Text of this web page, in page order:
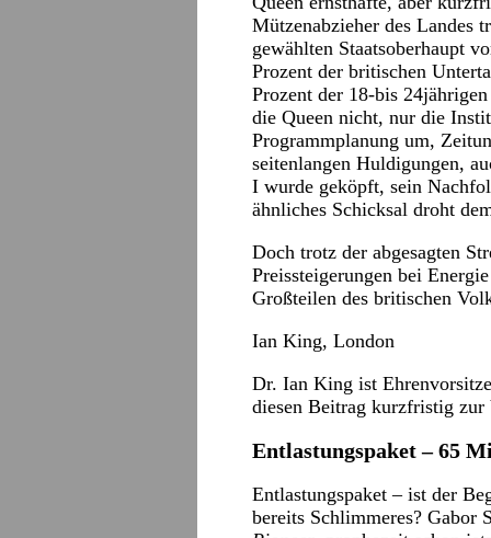
Mützenabzieher des Landes
gewählten Staatsoberhaupt
Prozent der britischen
Prozent der 18-bis
die Queen nicht, nur die
Programmplanung um,
seitenlangen Huldigungen,
I wurde geköpft, sein
ähnliches Schicksal droht
Doch trotz der abgesagten
Preissteigerungen bei
Großteilen des britischen
Ian King, London
Dr. Ian King ist
diesen Beitrag kurzfristig zur
Entlastungspaket – 65
Entlastungspaket – ist der
bereits Schlimmeres? Gabor